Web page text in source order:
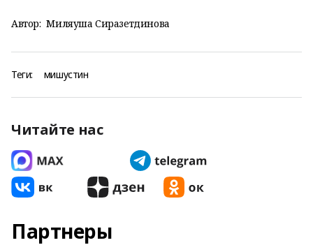
Автор: Миляуша Сиразетдинова
Теги: мишустин
Читайте нас
Партнеры